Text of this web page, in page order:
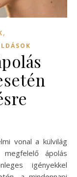
,
ápolás
igényekkel